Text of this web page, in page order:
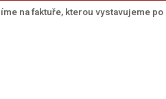
na faktuře, kterou vystavujeme